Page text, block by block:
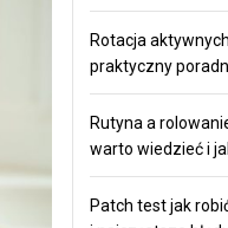
Rotacja
praktyczny
Rutyna a
warto wiedzieć i
Patch test jak